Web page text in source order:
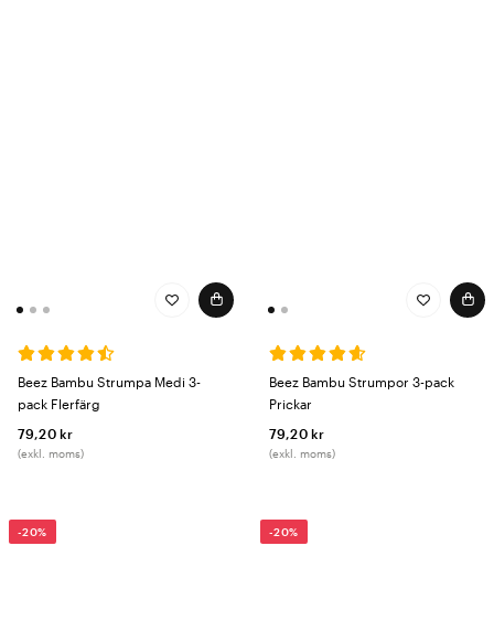
Beez Bambu Strumpa Medi 3-
pack Flerfärg
79,20 kr
(exkl. moms)
Beez Bambu Strumpor 3-pack
Prickar
79,20 kr
(exkl. moms)
-20% -20%